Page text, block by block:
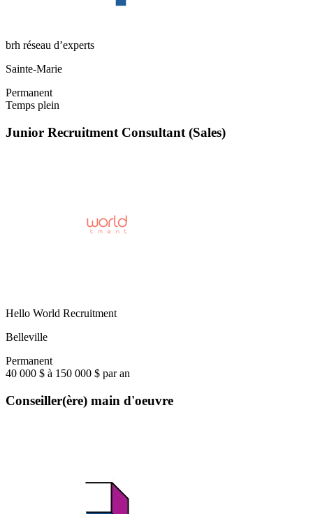
brh réseau d’experts
Sainte-Marie
Permanent
Temps plein
Junior Recruitment Consultant (Sales)
Hello World Recruitment
Belleville
Permanent
40 000 $ à 150 000 $ par an
Conseiller(ère) main d'oeuvre